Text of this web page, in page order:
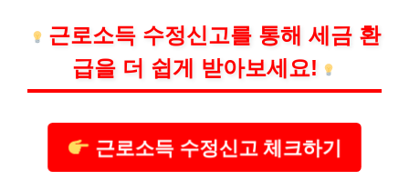
근로소득 수정신고를 통해 세금 환
급을 더 쉽게 받아보세요!
근로소득 수정신고 체크하기